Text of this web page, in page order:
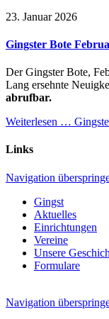
23. Januar 2026
Gingster Bote
Der Gingster Bote,
Lang ersehnte
abrufbar.
Weiterlesen …
Links
Navigation
Gingst
Aktuelles
Einrichtungen
Vereine
Unsere
Formulare
Navigation